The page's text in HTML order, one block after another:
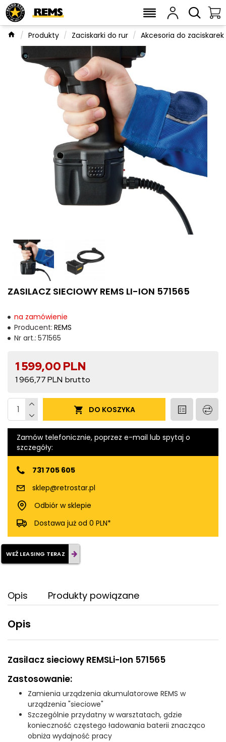
Produkty Zaciskarki do rur Akcesoria do zaciskarek
ZASILACZ SIECIOWY REMS LI-ION 571565
na zamówienie
Producent: REMS
Nr art.: 571565
1 599,00 PLN
1 966,77 PLN
DO KOSZYKA
Zamów telefonicznie, poprzez e-mail lub spytaj o
szczegóły:
731 705 605
sklep@retrostar.pl
Odbiór w sklepie
Dostawa już od 0 PLN*
WEŹ LEASING TERAZ
Opis Produkty powiązane
Opis
Zasilacz sieciowy REMSLi-Ion 571565
Zastosowanie:
Zamienia urządzenia akumulatorowe REMS w
urządzenia "sieciowe"
Szczególnie przydatny w warsztatach, gdzie
konieczność częstego ładowania baterii znacząco
obniża wydajność pracy